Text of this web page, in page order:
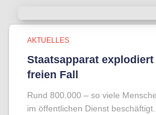
AKTUELLES
Staatsapparat
freien Fall
Rund 800.000 – so viele
im öffentlichen Dienst